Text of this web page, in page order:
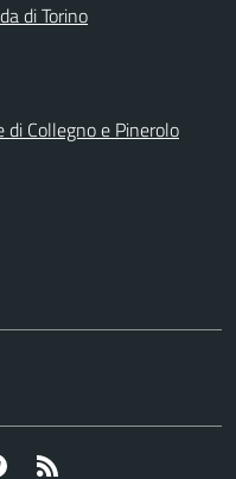
di Torino
di Collegno e Pinerolo
Telegram